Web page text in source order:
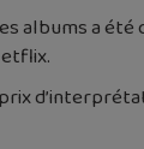
albums a